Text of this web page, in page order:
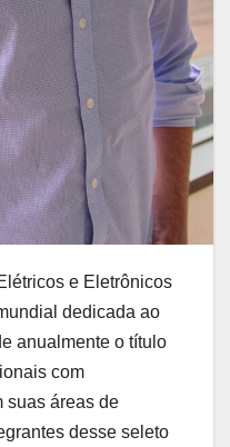
e Eletrônicos
dedicada ao
anualmente o título
com
suas áreas de
desse seleto